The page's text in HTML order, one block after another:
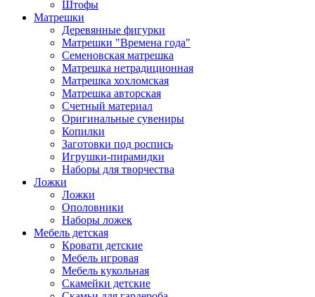
Штофы
Матрешки
Деревянные фигурки
Матрешки "Времена года"
Семеновская матрешка
Матрешка нетрадиционная
Матрешка хохломская
Матрешка авторская
Счетный материал
Оригинальные сувениры
Копилки
Заготовки под роспись
Игрушки-пирамидки
Наборы для творчества
Ложки
Ложки
Ополовники
Наборы ложек
Мебель детская
Кровати детские
Мебель игровая
Мебель кукольная
Скамейки детские